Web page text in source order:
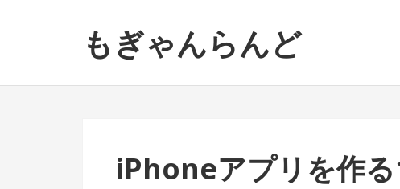
ビ
ゲ
ン
テ
もぎゃんらんど
iPhoneアプリを作